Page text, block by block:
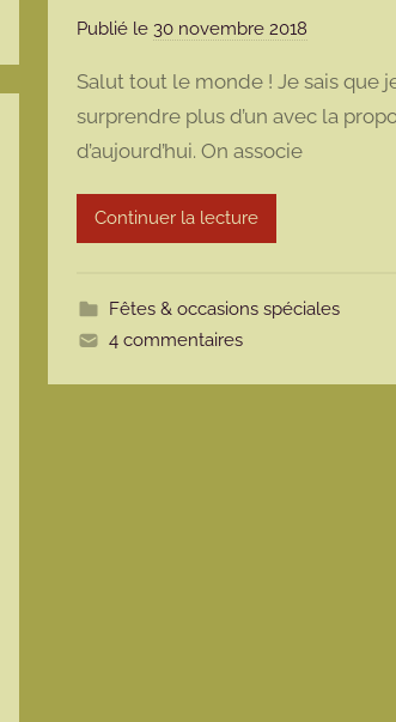
Publié le 30 novembre 2018
r
m
t
Salut tout le monde ! Je sais que
surprendre plus d’un avec la
d’aujourd’hui. On associe
Continuer la lecture
Fêtes & occasions spéciales
4 commentaires